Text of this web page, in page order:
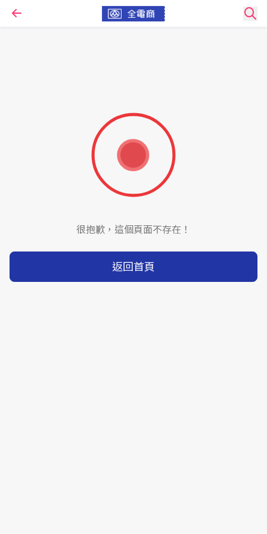
很抱歉，這個頁面不存在！
返回首頁